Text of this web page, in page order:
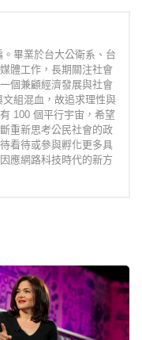
畢業於台大公衛系、台
體工作，長期關注社會
個兼顧經濟發展與社會
組混血，故追求理性與
100 個平行宇宙，希望
重新思考公民社會的政
看待或參與孵化更多具
應網路科技時代的新方